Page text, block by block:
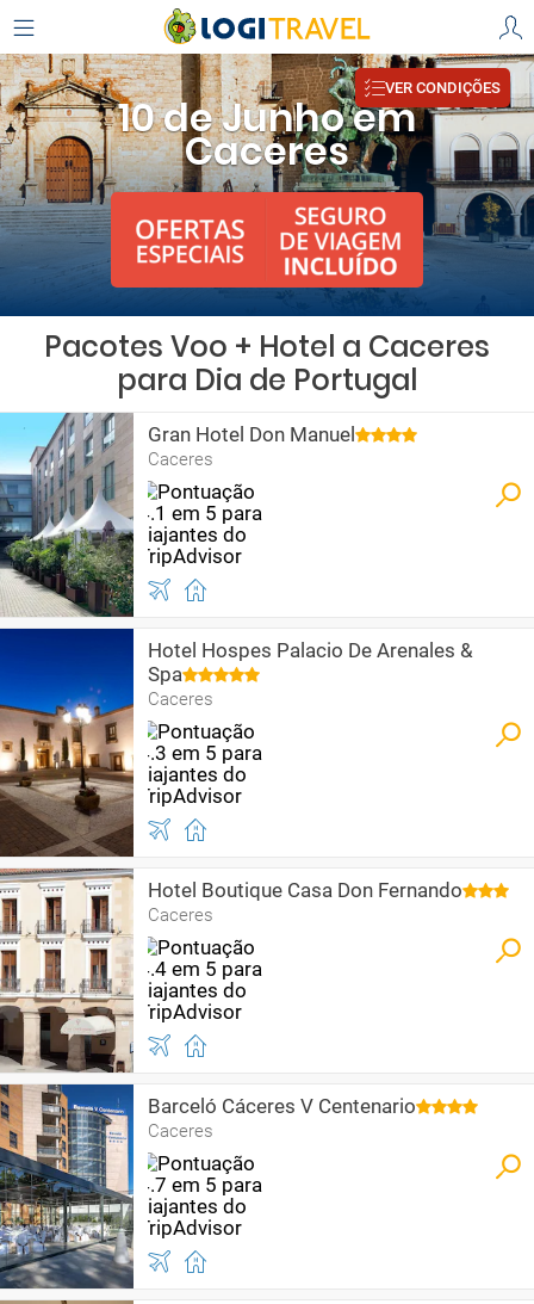
10 de Junho em
Caceres
VER CONDIÇÕES
Pacotes Voo + Hotel a Caceres
para Dia de Portugal
Gran Hotel Don Manuel
Caceres
Hotel Hospes Palacio De Arenales &
Spa
Caceres
Hotel Boutique Casa Don Fernando
Caceres
Barceló Cáceres V Centenario
Caceres